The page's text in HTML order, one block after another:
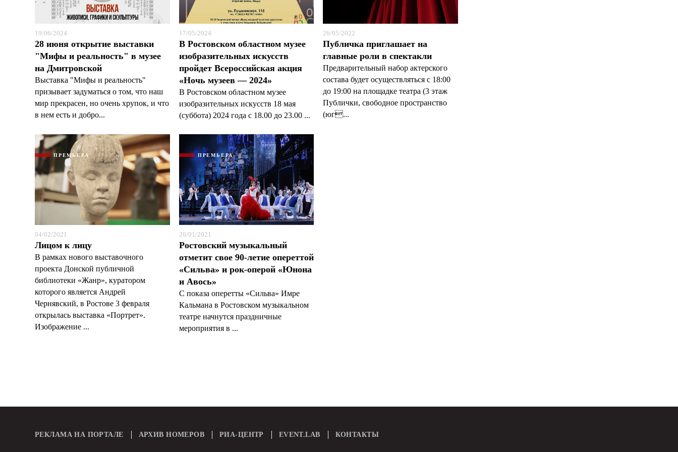
19/06/2024
28 июня открытие выставки
"Мифы и реальность" в музее
на Дмитровской
Выставка "Мифы и реальность"
призывает задуматься о том, что наш
мир прекрасен, но очень хрупок, и что
в нем есть и добро...
17/05/2024
В Ростовском областном музее
изобразительных искусств
пройдет Всероссийская акция
«Ночь музеев — 2024»
В Ростовском областном музее
изобразительных искусств 18 мая
(суббота) 2024 года с 18.00 до 23.00 ...
26/05/2022
Публичка приглашает на
главные роли в спектакли
Предварительный набор актерского
состава будет осуществляться с 18:00
до 19:00 на площадке театра (3 этаж
Публички, свободное пространство
(юг...
ПРЕМЬЕРА
04/02/2021
Лицом к лицу
В рамках нового выставочного
проекта Донской публичной
библиотеки «Жанр», куратором
которого является Андрей
Чернявский, в Ростове 3 февраля
открылась выставка «Портрет».
Изображение ...
ПРЕМЬЕРА
26/01/2021
Ростовский музыкальный
отметит свое 90-летие опереттой
«Сильва» и рок-оперой «Юнона
и Авось»
С показа оперетты «Сильва» Имре
Кальмана в Ростовском музыкальном
театре начнутся праздничные
мероприятия в ...
РЕКЛАМА НА ПОРТАЛЕ АРХИВ НОМЕРОВ РИА-ЦЕНТР EVENT.LAB КОНТАКТЫ